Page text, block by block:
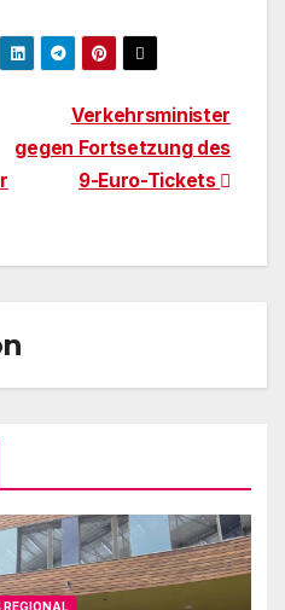
Verkehrsminister
gegen Fortsetzung des
9-Euro-Tickets
REGIONAL